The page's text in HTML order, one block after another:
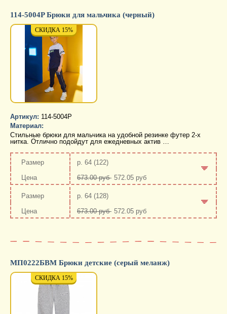
114-5004P Брюки для мальчика (черный)
СКИДКА 15%
Артикул: 114-5004P
Материал:
Стильные брюки для мальчика на удобной резинке футер 2-х
нитка. Отлично подойдут для ежедневных актив …
р. 64 (122)
673.00 руб 572.05 руб
-р. 64 (128)
673.00 руб 572.05 руб
МП0222БВМ Брюки детские (серый меланж)
СКИДКА 15%